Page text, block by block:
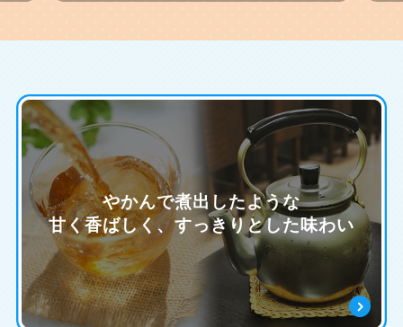
やかんで煮出したような
甘く香ばしく、すっきりとした味わい